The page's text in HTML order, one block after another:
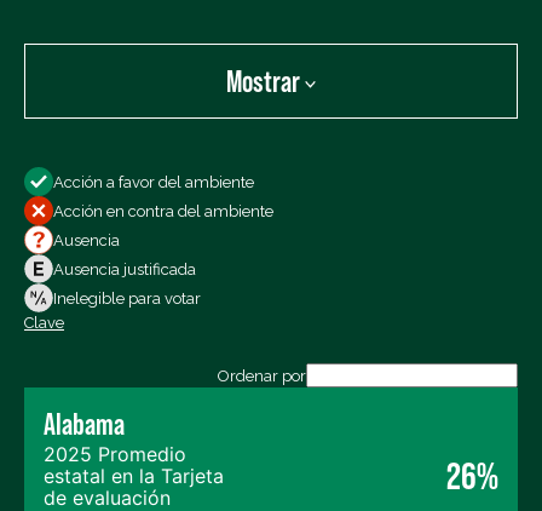
Mostrar
Todos los votos
Votos a favor
Votos en contra
Ausencias
Exportar los datos (CSV)
Acción a favor del ambiente
Acción en contra del ambiente
Ausencia
Ausencia justificada
Inelegible para votar
Clave
Ordenar por
Alabama
2025 Promedio
estatal en la Tarjeta
de evaluación
26%